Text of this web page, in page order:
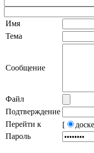
Имя
Тема
Сообщение
Файл
Подтверждение
Перейти к
[
Пароль